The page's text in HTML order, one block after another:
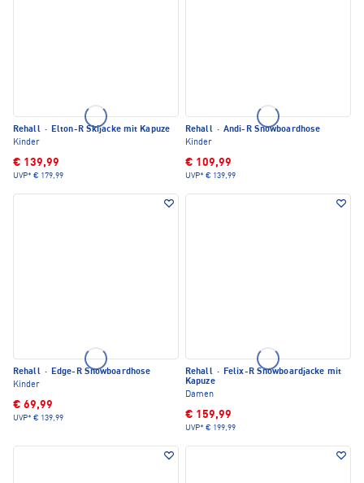
Rehall · Elton-R Skijacke mit Kapuze
Kinder
€ 139,99
UVP* € 179,99
Rehall · Andi-R Snowboardhose
Kinder
€ 109,99
UVP* € 139,99
Rehall · Edge-R Snowboardhose
Kinder
€ 69,99
UVP* € 139,99
Rehall · Felix-R Snowboardjacke mit
Kapuze
Damen
€ 159,99
UVP* € 199,99